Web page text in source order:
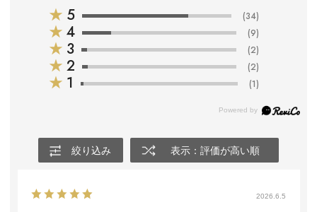
★ 5 (34)
★ 4 (9)
★ 3 (2)
★ 2 (2)
★ 1 (1)
絞り込み 表示：評価が高い順
2026.6.5